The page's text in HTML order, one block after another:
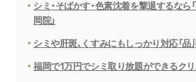
シミ・そばかす・色素沈着を撃退するなら
岡院」
シミや肝斑、くすみにもしっかり対応「品
福岡で1万円でシミ取り放題ができるク